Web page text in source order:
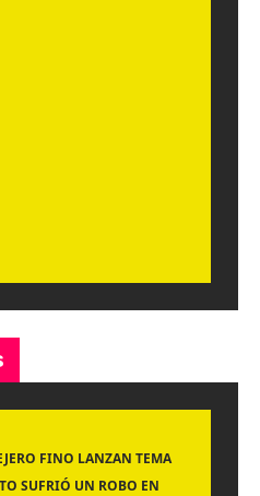
FINO LANZAN TEMA
SUFRIÓ UN ROBO EN